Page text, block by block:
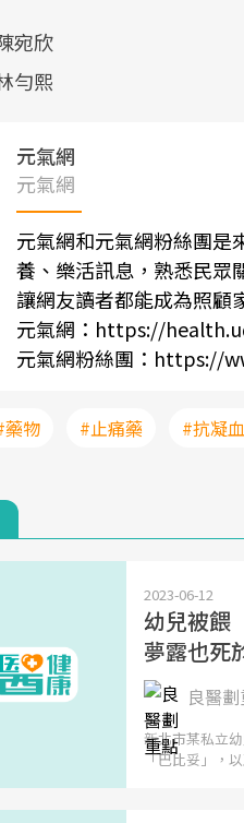
宛欣
勻熙
元氣網
元氣網
元氣網和元氣網粉絲團是
養、樂活訊息，熟悉民眾
讓網友讀者都能成為照顧
元氣網： https://
元氣網粉絲團： https://
藥物 #止痛藥 #抗凝
2023-06-12
幼兒被餵
夢露也死
良醫
新北市某私立
「巴比妥」，